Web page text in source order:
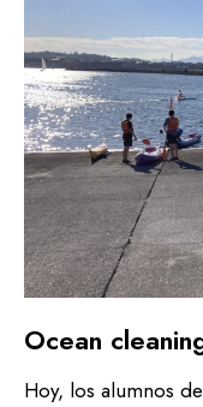
Ocean
Hoy, los alumnos